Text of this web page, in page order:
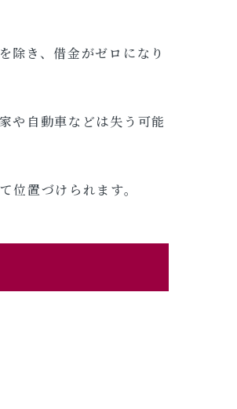
除き、借金がゼロになり
や自動車などは失う可能
置づけられます。